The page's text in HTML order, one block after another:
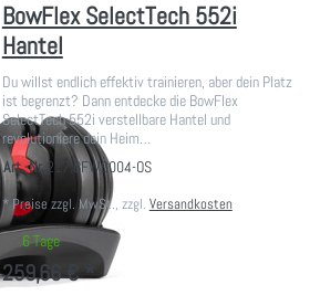
BowFlex SelectTech 552i
Hantel
Du willst endlich effektiv trainieren, aber dein Platz
ist begrenzt? Dann entdecke die BowFlex
SelectTech 552i verstellbare Hantel und
revolutioniere dein Heim…
Art.-Nr.217.BFW0004-OS
*Preise zzgl. MwSt., zzgl. Versandkosten
6 Tage
259,66 € *